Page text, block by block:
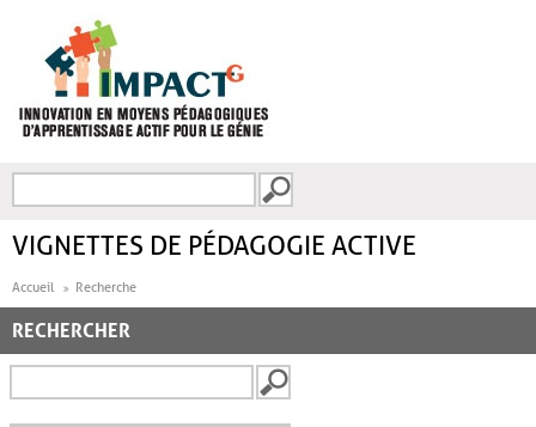
FORMULAIRE DE
VIGNETTES DE PÉDAGOGIE ACTIVE
Accueil Recherche
RECHERCHER